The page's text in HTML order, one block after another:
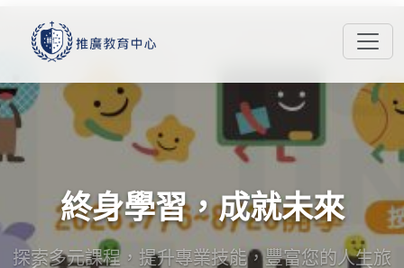
終身學習，成就未來
探索多元課程，提升專業技能，豐富您的人生旅